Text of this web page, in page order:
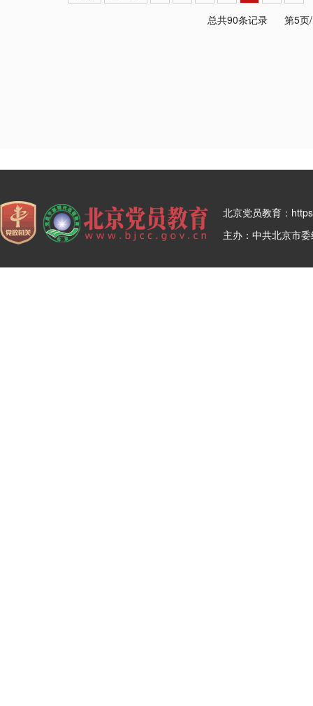
总共90条记录 第5页/
北京党员教育：
主办：中共北京市